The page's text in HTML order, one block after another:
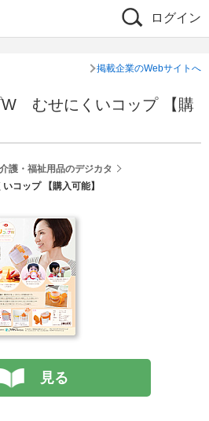
ログイン
掲載企業のWebサイトへ
むせにくいコップ 【購
護・福祉用品のデジカタ
コップ 【購入可能】
見る